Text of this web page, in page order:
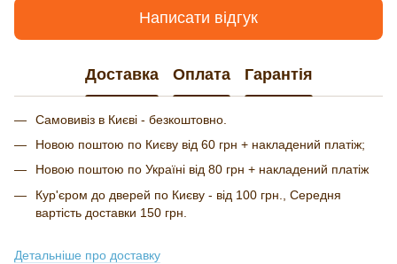
Написати відгук
Доставка Оплата Гарантія
Самовивіз в Києві - безкоштовно.
Новою поштою по Києву від 60 грн + накладений платіж;
Новою поштою по Україні від 80 грн + накладений платіж
Кур'єром до дверей по Києву - від 100 грн., Середня
вартість доставки 150 грн.
Детальніше про доставку